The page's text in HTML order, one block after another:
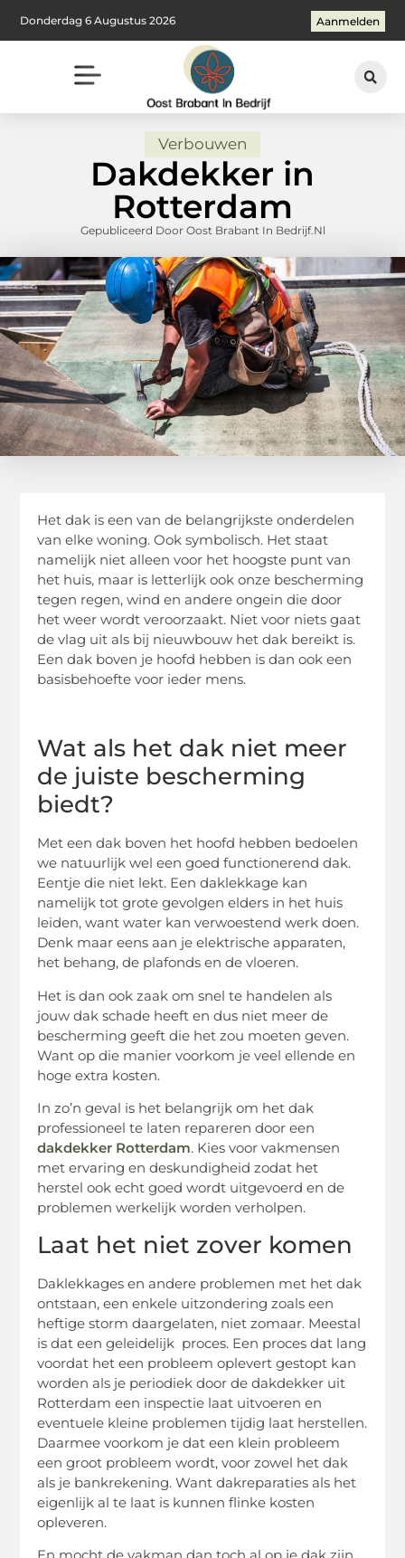
Donderdag 6 Augustus 2026 Aanmelden
Verbouwen
Dakdekker in
Rotterdam
Gepubliceerd Door Oost Brabant In Bedrijf.nl
Het dak is een van de belangrijkste onderdelen
van elke woning. Ook symbolisch. Het staat
namelijk niet alleen voor het hoogste punt van
het huis, maar is letterlijk ook onze bescherming
tegen regen, wind en andere ongein die door
het weer wordt veroorzaakt. Niet voor niets gaat
de vlag uit als bij nieuwbouw het dak bereikt is.
Een dak boven je hoofd hebben is dan ook een
basisbehoefte voor ieder mens.
Wat als het dak niet meer
de juiste bescherming
biedt?
Met een dak boven het hoofd hebben bedoelen
we natuurlijk wel een goed functionerend dak.
Eentje die niet lekt. Een daklekkage kan
namelijk tot grote gevolgen elders in het huis
leiden, want water kan verwoestend werk doen.
Denk maar eens aan je elektrische apparaten,
het behang, de plafonds en de vloeren.
Het is dan ook zaak om snel te handelen als
jouw dak schade heeft en dus niet meer de
bescherming geeft die het zou moeten geven.
Want op die manier voorkom je veel ellende en
hoge extra kosten.
In zo’n geval is het belangrijk om het dak
professioneel te laten repareren door een
dakdekker Rotterdam. Kies voor vakmensen
met ervaring en deskundigheid zodat het
herstel ook echt goed wordt uitgevoerd en de
problemen werkelijk worden verholpen.
Laat het niet zover komen
Daklekkages en andere problemen met het dak
ontstaan, een enkele uitzondering zoals een
heftige storm daargelaten, niet zomaar. Meestal
is dat een geleidelijk proces. Een proces dat lang
voordat het een probleem oplevert gestopt kan
worden als je periodiek door de dakdekker uit
Rotterdam een inspectie laat uitvoeren en
eventuele kleine problemen tijdig laat herstellen.
Daarmee voorkom je dat een klein probleem
een groot probleem wordt, voor zowel het dak
als je bankrekening. Want dakreparaties als het
eigenlijk al te laat is kunnen flinke kosten
opleveren.